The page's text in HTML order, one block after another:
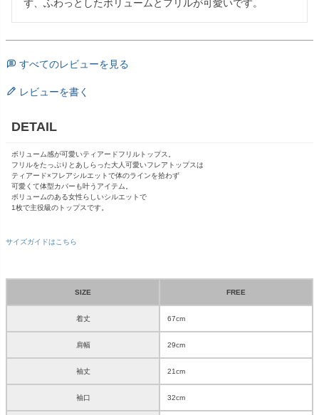
ず、ふわっとしたボリュームとフリルが可愛いです。
すべてのレビューを見る
レビューを書く
DETAIL
ボリューム感が可愛いティアードフリルトップス。
フリルをたっぷりとあしらった大人可愛いフレアトップスは
ティアード×フレアシルエットで体のラインを拾わず
可愛くて体型カバーも叶うアイテム。
ボリュームのある女性らしいシルエットで
1枚で主役級のトップスです。
サイズガイドはこちら
SIZE FREE
着丈 67cm
肩幅 29cm
袖丈 21cm
袖口 32cm